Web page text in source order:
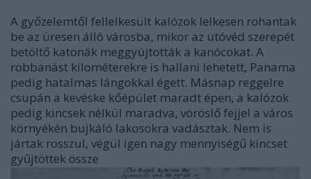
A győzelemtől fellelkesült kalózok lelkesen rohantak
be az üresen álló városba, mikor az utóvéd szerepét
betöltő katonák meggyújtották a kanócokat. A
robbanást kilométerekre is hallani lehetett, Panama
pedig hatalmas lángokkal égett. Másnap reggelre
csupán a kevéske kőépület maradt épen, a kalózok
pedig kincsek nélkül maradva, vöröslő fejjel a város
környékén bujkáló lakosokra vadásztak. Nem is
jártak rosszul, végül igen nagy mennyiségű kincset
gyűjtöttek össze